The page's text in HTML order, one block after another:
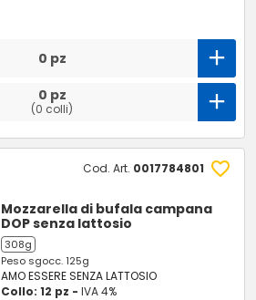
0 pz
0 pz
(0 colli)
Cod. Art. 0017784801
Mozzarella di bufala campana
DOP senza lattosio
308g
Peso sgocc. 125g
AMO ESSERE SENZA LATTOSIO
Collo: 12 pz -IVA 4%